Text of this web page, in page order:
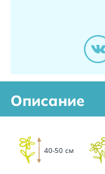
Описание
40-50 см